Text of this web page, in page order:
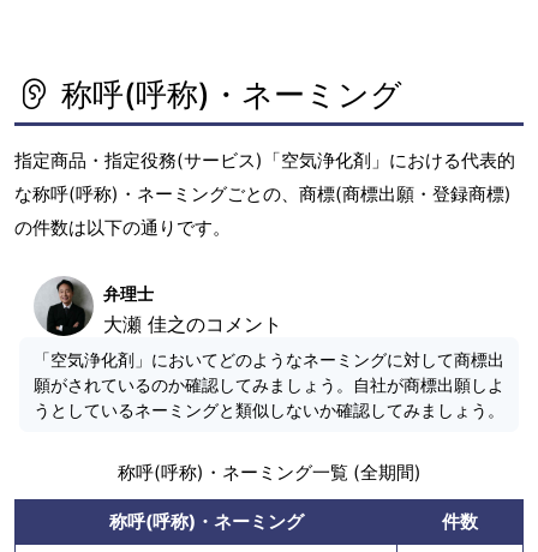
称呼(呼称)・ネーミング
指定商品・指定役務(サービス)「空気浄化剤」における代表的
な称呼(呼称)・ネーミングごとの、商標(商標出願・登録商標)
の件数は以下の通りです。
弁理士
大瀬 佳之のコメント
「空気浄化剤」においてどのようなネーミングに対して商標出
願がされているのか確認してみましょう。自社が商標出願しよ
うとしているネーミングと類似しないか確認してみましょう。
称呼(呼称)・ネーミング一覧 (全期間)
称呼(呼称)・ネーミング
件数